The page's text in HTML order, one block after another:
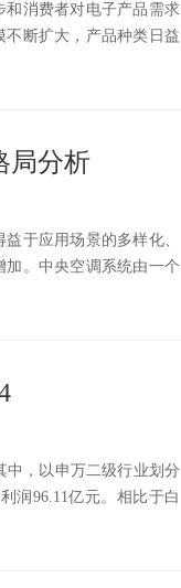
和消费者对电子产品需求
断扩大，产品种类日益
局分析
于应用场景的多样化、
。中央空调系统由一个
中，以申万二级行业划分
润96.11亿元。相比于白